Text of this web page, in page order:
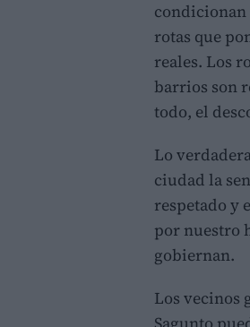
condicionan
rotas que
reales. Los
barrios son
todo, el
Lo
ciudad la
respetado y
por nuestro
gobiernan.
Los vecinos